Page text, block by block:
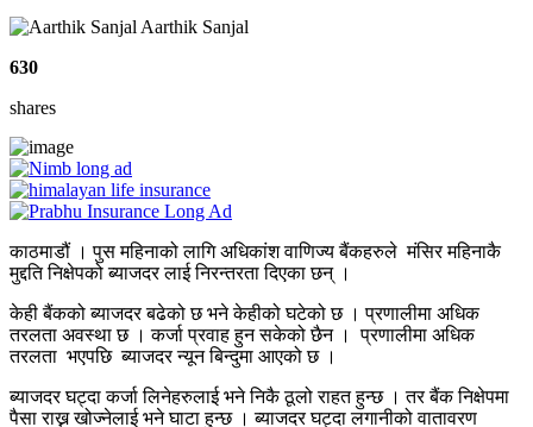
Aarthik Sanjal
630
shares
काठमाडौं । पुस महिनाको लागि अधिकांश वाणिज्य बैंकहरुले मंसिर महिनाकै
मुद्दति निक्षेपको ब्याजदर लाई निरन्तरता दिएका छन् ।
केही बैंकको ब्याजदर बढेको छ भने केहीको घटेको छ । प्रणालीमा अधिक
तरलता अवस्था छ । कर्जा प्रवाह हुन सकेको छैन । प्रणालीमा अधिक
तरलता भएपछि ब्याजदर न्यून बिन्दुमा आएको छ ।
ब्याजदर घट्दा कर्जा लिनेहरुलाई भने निकै ठूलो राहत हुन्छ । तर बैंक निक्षेपमा
पैसा राख्न खोज्नेलाई भने घाटा हुन्छ । ब्याजदर घट्दा लगानीको वातावरण